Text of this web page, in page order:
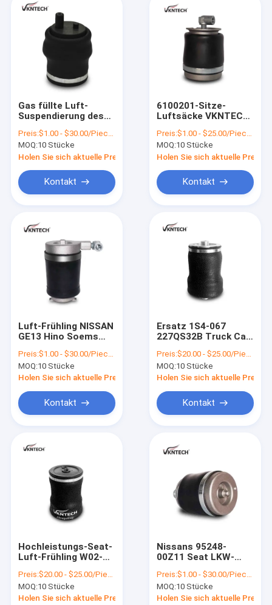
Über uns
Fabrik Tour
Referenzen
Gas füllte Luft-
Suspendierung des
5010.130.797G
brüllen SZ50-9
French car
Preis:$1.00 - $30.00/Pieces
MOQ:10 Stücke
Holen Sie sich aktuelle Preis
Kontakt
6100201-Sitze-
Luftsäcke VKNTECH
95248-00Z11
Preis:$1.00 - $25.00/Pieces
MOQ:10 Stücke
Holen Sie sich aktuelle Preis
Kontakt
Luft-Frühling NISSAN
GE13 Hino Soems
95246 00Z12
Preis:$1.00 - $30.00/Pieces
MOQ:10 Stücke
Holen Sie sich aktuelle Preis
Kontakt
Ersatz 1S4-067
227QS32B Truck Cab
Firestone-7007
Preis:$20.00 - $25.00/Pieces
MOQ:10 Stücke
Holen Sie sich aktuelle Preis
Kontakt
Hochleistungs-Seat-
Luft-Frühling W02-
GMC 1102-0022
PETER
Preis:$20.00 - $25.00/Pieces
MOQ:10 Stücke
Holen Sie sich aktuelle Preis
Nissans 95248-
00Z11 Seat LKW-
Luftsäcke des Luft-
Frühlings-95148-
00Z11
Preis:$1.00 - $30.00/Pieces
MOQ:10 Stücke
Holen Sie sich aktuelle Preis